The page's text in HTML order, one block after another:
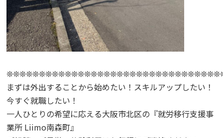
まずは外出することから始めたい！スキルアップしたい！
今すぐ就職したい！
一人ひとりの希望に応える大阪市北区の『就労移行支援事
業所 Liimo南森町』